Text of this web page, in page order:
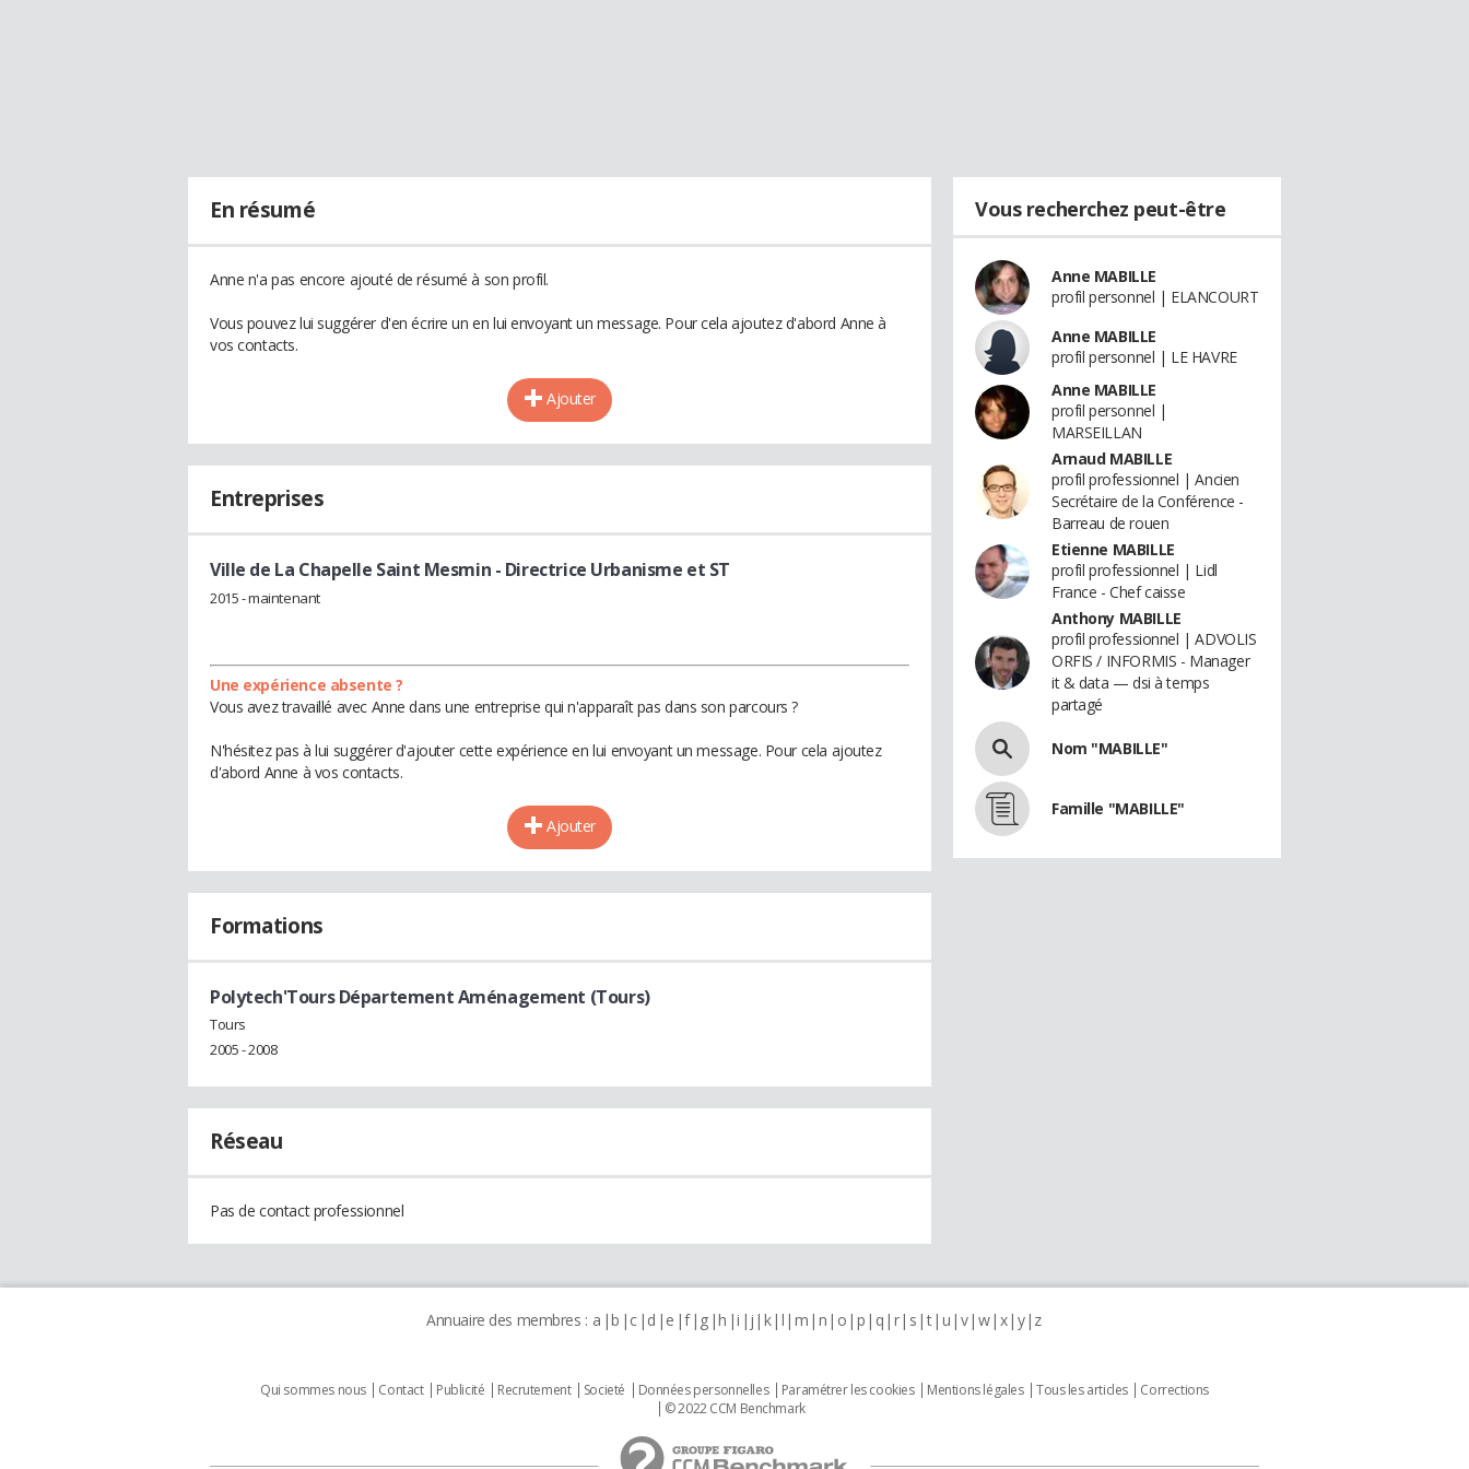
En résumé
Anne n'a pas encore ajouté de résumé à son profil.
Vous pouvez lui suggérer d'en écrire un en lui envoyant un message. Pour cela ajoutez d'abord Anne à
vos contacts.
Ajouter
Entreprises
Ville de La Chapelle Saint Mesmin - Directrice Urbanisme et ST
2015 - maintenant
Une expérience absente ?
Vous avez travaillé avec Anne dans une entreprise qui n'apparaît pas dans son parcours ?
N'hésitez pas à lui suggérer d'ajouter cette expérience en lui envoyant un message. Pour cela ajoutez
d'abord Anne à vos contacts.
Ajouter
Formations
Polytech'Tours Département Aménagement (Tours)
Tours
2005 - 2008
Réseau
Pas de contact professionnel
Vous recherchez peut-être
Anne MABILLE
profil personnel | ELANCOURT
Anne MABILLE
profil personnel | LE HAVRE
Anne MABILLE
profil personnel |
MARSEILLAN
Arnaud MABILLE
profil professionnel | Ancien
Secrétaire de la Conférence -
Barreau de rouen
Etienne MABILLE
profil professionnel | Lidl
France - Chef caisse
Anthony MABILLE
profil professionnel | ADVOLIS
ORFIS / INFORMIS - Manager
it & data — dsi à temps
partagé
Nom "MABILLE"
Famille "MABILLE"
Annuaire des membres : a b c d e f g h i j k l m n o p q r s t u v w x y z
Qui sommes nous Contact Publicité Recrutement Societé Données personnelles Paramétrer les cookies Mentions légales Tous les articles
Corrections
© 2022 CCM Benchmark